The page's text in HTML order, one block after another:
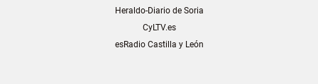
Heraldo-Diario de Soria
CyLTV.es
esRadio Castilla y León